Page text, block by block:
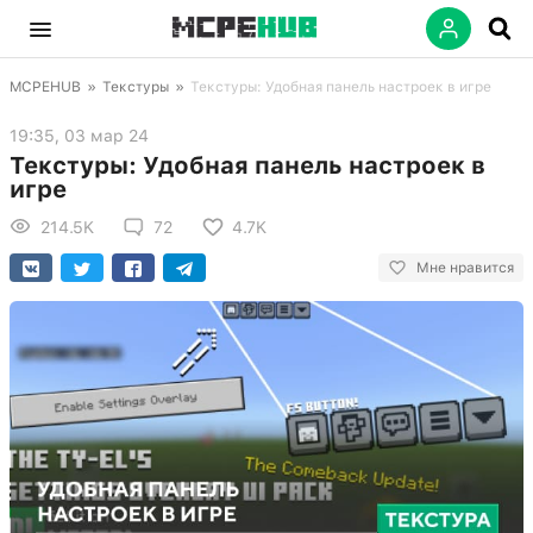
MCPEHUB » Текстуры » Текстуры: Удобная панель настроек в игре
19:35, 03 мар 24
Текстуры: Удобная панель настроек в
игре
214.5K 72 4.7K
Мне нравится